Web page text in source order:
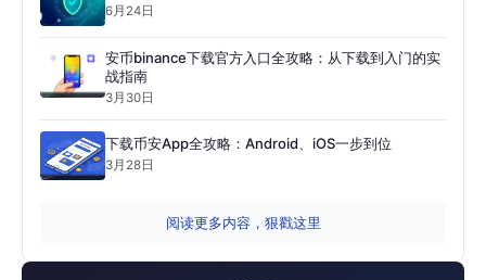
6月24日
安币binance下载官方入口全攻略：从下载到入门的实
战指南
3月30日
下载币安App全攻略：Android、iOS一步到位
3月28日
阅读更多内容，狠戳这里